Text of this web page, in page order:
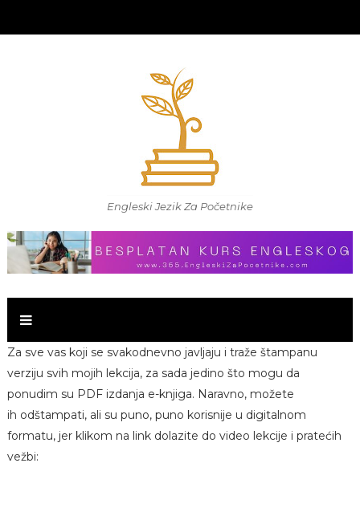
Engleski Jezik Za Početnike
Za sve vas koji se svakodnevno javljaju i traže štampanu
verziju svih mojih lekcija, za sada jedino što mogu da
ponudim su PDF izdanja e-knjiga. Naravno, možete
ih odštampati, ali su puno, puno korisnije u digitalnom
formatu, jer klikom na link dolazite do video lekcije i pratećih
vežbi: